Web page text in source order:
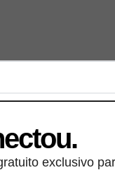
exclusivo